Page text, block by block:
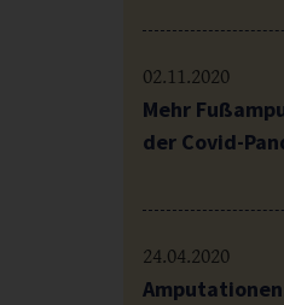
02.11.2020
Mehr
der Covid-
24.04.2020